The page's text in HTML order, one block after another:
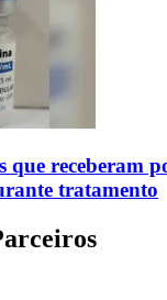
que receberam
tratamento